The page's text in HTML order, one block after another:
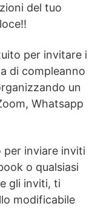
del tuo
per invitare i
di compleanno
un
Whatsapp
inviare inviti
o qualsiasi
gli inviti, ti
modificabile